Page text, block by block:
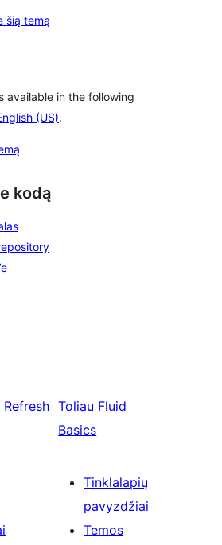
šią temą
available in the following
(US).
kodą
Refresh Toliau Fluid
Basics
Tinklalapių
pavyzdžiai
Temos